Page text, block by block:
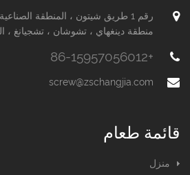
رقم 1 طريق شيتون ، المنطقة
منطقة دينغهاي ، تشوشان ، تشجيانغ ،
+86-15957056012
screw@zschangjia.com
قائمة طعام
منزل